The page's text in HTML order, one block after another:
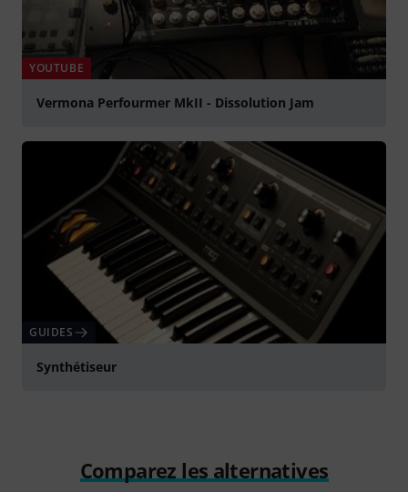
YOUTUBE
Vermona Perfourmer MkII - Dissolution Jam
GUIDES
Synthétiseur
Comparez les alternatives